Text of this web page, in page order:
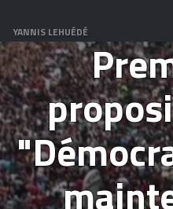
YANNIS LEHUÉDÉ